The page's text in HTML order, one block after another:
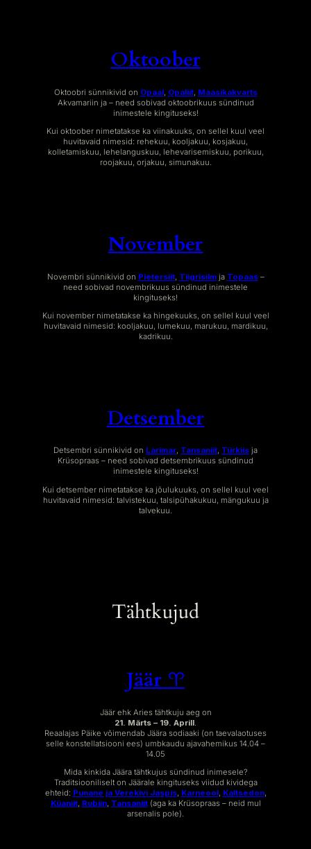
Oktoober
Oktoobri sünnikivid on Opaal, Opaliit, Maasikakvarts
Akvamariin ja – need sobivad oktoobrikuus sündinud
inimestele kingituseks!
Kui oktoober nimetatakse ka viinakuuks, on sellel kuul veel
huvitavaid nimesid: rehekuu, kooljakuu, kosjakuu,
kolletamiskuu, lehelanguskuu, lehevarisemiskuu, porikuu,
roojakuu, orjakuu, simunakuu.
November
Novembri sünnikivid on Pietersiit, Tiigrisilmja Topaas–
need sobivad novembrikuus sündinud inimestele
kingituseks!
Kui november nimetatakse ka hingekuuks, on sellel kuul veel
huvitavaid nimesid: kooljakuu, lumekuu, marukuu, mardikuu,
kadrikuu.
Detsember
Detsembri sünnikivid on Larimar, Tansaniit, Türkiis ja
Krüsopraas – need sobivad detsembrikuus sündinud
inimestele kingituseks!
Kui detsember nimetatakse ka jõulukuuks, on sellel kuul veel
huvitavaid nimesid: talvistekuu, talsipühakukuu, mängukuu ja
talvekuu.
Tähtkujud
Jäär ♈︎
Jäär ehk Aries tähtkuju aeg on
21. Märts – 19. Aprill.
Reaalajas Päike võimendab Jäära sodiaaki (on taevalaotuses
selle konstellatsiooni ees) umbkaudu ajavahemikus 14.04 –
14.05
Mida kinkida Jäära tähtkujus sündinud inimesele?
Traditsiooniliselt on Jäärale kingituseks viidud kividega
ehteid: Punane ja Verekivi Jaspis, Karneool, Kaltsedon,
Küaniit, Rubiin, Tansaniit(aga ka Krüsopraas – neid mul
arsenalis pole).